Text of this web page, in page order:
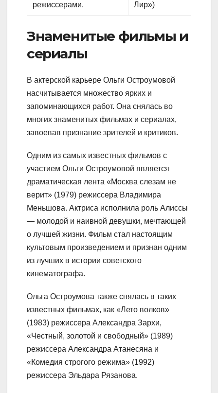
режиссерами.
Лир»)
Знаменитые фильмы и
сериалы
В актерской карьере Ольги Остроумовой
насчитывается множество ярких и
запоминающихся работ. Она снялась во
многих знаменитых фильмах и сериалах,
завоевав признание зрителей и критиков.
Одним из самых известных фильмов с
участием Ольги Остроумовой является
драматическая лента «Москва слезам не
верит» (1979) режиссера Владимира
Меньшова. Актриса исполнила роль Алиссы
— молодой и наивной девушки, мечтающей
о лучшей жизни. Фильм стал настоящим
культовым произведением и признан одним
из лучших в истории советского
кинематографа.
Ольга Остроумова также снялась в таких
известных фильмах, как «Лето волков»
(1983) режиссера Александра Зархи,
«Честный, золотой и свободный» (1989)
режиссера Александра Атанесяна и
«Комедия строгого режима» (1992)
режиссера Эльдара Рязанова.